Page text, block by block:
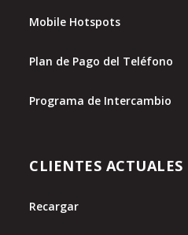
Mobile Hotspots
Plan de Pago del Teléfono
Programa de Intercambio
CLIENTES ACTUALES
Recargar